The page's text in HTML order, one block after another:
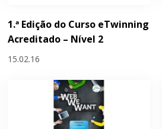
1.ª Edição do Curso eTwinning
Acreditado – Nível 2
15.02.16